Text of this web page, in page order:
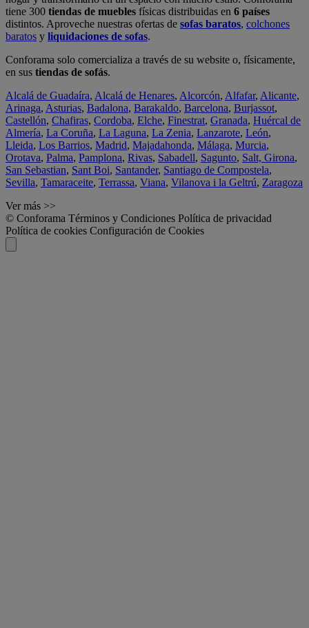
tiene 300 tiendas de muebles físicas distribuidas en 6 países
distintos. Aproveche nuestras ofertas de sofas baratos, colchones
baratos y liquidaciones de sofas.
Conforama solo comercializa a través de su website o, físicamente,
en sus tiendas de sofás.
Alcalá de Guadaíra, Alcalá de Henares, Alcorcón, Alfafar, Alicante,
Arinaga, Asturias, Badalona, Barakaldo, Barcelona, Burjassot,
Castellón, Chafiras, Cordoba, Elche, Finestrat, Granada, Huércal de
Almería, La Coruña, La Laguna, La Zenia, Lanzarote, León,
Lleida, Los Barrios, Madrid, Majadahonda, Málaga, Murcia,
Orotava, Palma, Pamplona, Rivas, Sabadell, Sagunto, Salt, Girona,
San Sebastian, Sant Boi, Santander, Santiago de Compostela,
Sevilla, Tamaraceite, Terrassa, Viana, Vilanova i la Geltrú, Zaragoza
Ver más >>
© Conforama Términos y Condiciones Política de privacidad
Política de cookies Configuración de Cookies